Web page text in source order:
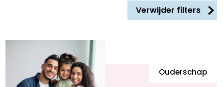
Verwijder filters
Ouderschap